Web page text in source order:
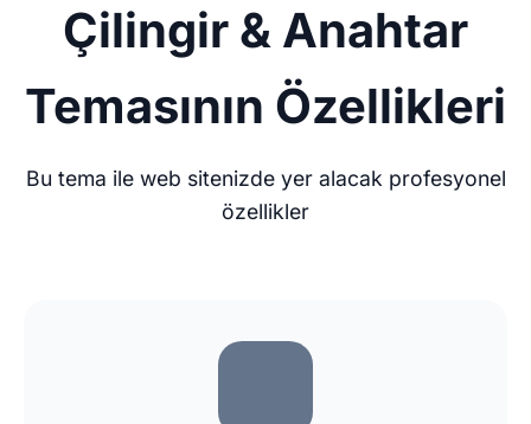
Çilingir & Anahtar
Temasının Özellikleri
Bu tema ile web sitenizde yer alacak profesyonel
özellikler